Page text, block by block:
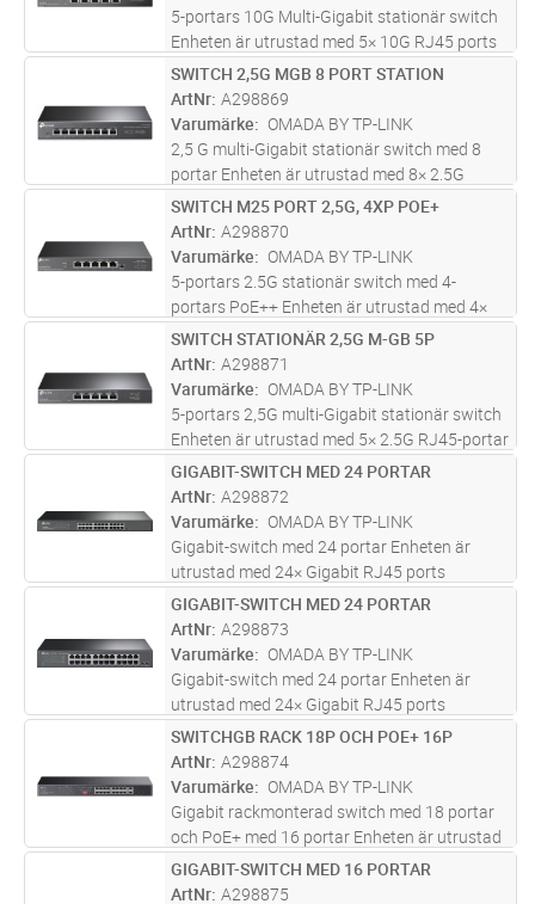
5-portars 10G Multi-Gigabit stationär switch
Enheten är utrustad med 5× 10G RJ45 ports
Specifikationer inkluderar Desktop Steel Case
med funktioner som Plug and Play Wi-Fi 6 Wi-
Fi 7 PoE accesspunkt ...läs mer
ST Lägg i kundvagn
SWITCH 2,5G MGB 8 PORT STATION
ArtNr A298869
Varumärke
OMADA BY TP-LINK
2,5 G multi-Gigabit stationär switch med 8
portar Enheten är utrustad med 8× 2.5G
RJ45-portar Specifikationer inkluderar
Desktop Steel Case med funktioner som Plug
and Play Wi-Fi 6 Wi-Fi 7 PoE acce
ST Lägg i kundvagn
SWITCH M25 PORT 2,5G, 4XP POE+
ArtNr A298870
Varumärke
OMADA BY TP-LINK
5-portars 2.5G stationär switch med 4-
portars PoE++ Enheten är utrustad med 4×
2.5G PoE++-portar, 1x 2.5G icke-PoE-port
Specifikationer inkluderar 802.3af/at/bt
type3, 123 W PoE Power, stationärt
ST Lägg i kundvagn
SWITCH STATIONÄR 2,5G M-GB 5P
ArtNr A298871
Varumärke
OMADA BY TP-LINK
5-portars 2,5G multi-Gigabit stationär switch
Enheten är utrustad med 5× 2.5G RJ45-portar
Specifikationer inkluderar Desktop Steel Case
med funktioner som Plug and Play Wi-Fi 6 Wi-
Fi 7 PoE accesspu ...läs mer
ST Lägg i kundvagn
GIGABIT-SWITCH MED 24 PORTAR
ArtNr A298872
Varumärke
OMADA BY TP-LINK
Gigabit-switch med 24 portar Enheten är
utrustad med 24× Gigabit RJ45 ports
Specifikationer inkluderar 1U 19-tums
rackmonterbart stålfodral med funktioner
som Plug and Play Wi-Fi 6 Wi-Fi 7 PoE
acce...läs mer
ST Lägg i kundvagn
GIGABIT-SWITCH MED 24 PORTAR
ArtNr A298873
Varumärke
OMADA BY TP-LINK
Gigabit-switch med 24 portar Enheten är
utrustad med 24× Gigabit RJ45 ports
Specifikationer inkluderar 1U 13-tums
rackmonterbart stålfodral med funktioner
som Plug and Play Wi-Fi 6 Wi-Fi 7 PoE
acce...läs mer
ST Lägg i kundvagn
SWITCHGB RACK 18P OCH POE+ 16P
ArtNr A298874
Varumärke
OMADA BY TP-LINK
Gigabit rackmonterad switch med 18 portar
och PoE+ med 16 portar Enheten är utrustad
med 16× Gigabit PoE+-portar, 2× Gigabit icke-
PoE-portar, 2× kombinerade Gigabit SFP-
ST Lägg i kundvagn
GIGABIT-SWITCH MED 16 PORTAR
ArtNr A298875